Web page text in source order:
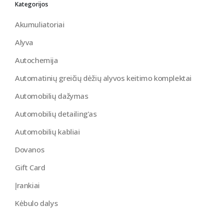
Kategorijos
Akumuliatoriai
Alyva
Autochemija
Automatinių greičių dėžių alyvos keitimo komplektai
Automobilių dažymas
Automobilių detailing'as
Automobilių kabliai
Dovanos
Gift Card
Įrankiai
Kėbulo dalys